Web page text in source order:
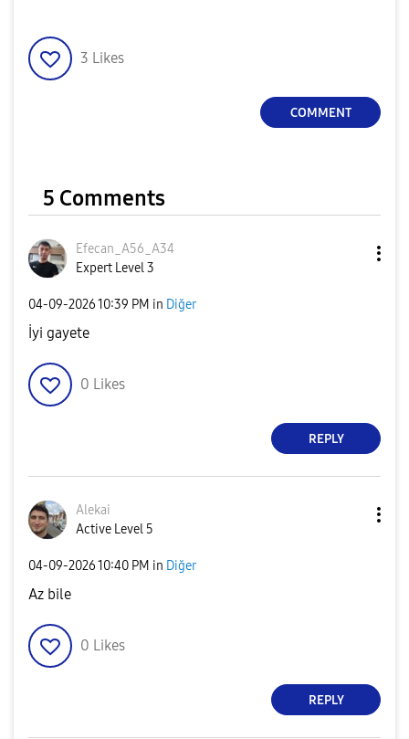
3 Likes
COMMENT
5 Comments
Efecan_A56_A34
Expert Level 3
‎04-09-202610:39 PM in Diğer
İyi gayete
0 Likes
REPLY
Alekai
Active Level 5
‎04-09-202610:40 PM in Diğer
Az bile
0 Likes
REPLY